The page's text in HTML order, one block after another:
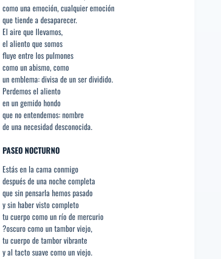
como una emoción, cualquier emoción
que tiende a desaparecer.
El aire que llevamos,
el aliento que somos
fluye entre los pulmones
como un abismo, como
un emblema: divisa de un ser dividido.
Perdemos el aliento
en un gemido hondo
que no entendemos: nombre
de una necesidad desconocida.
PASEO NOCTURNO
Estás en la cama conmigo
después de una noche completa
que sin pensarla hemos pasado
y sin haber visto completo
tu cuerpo como un río de mercurio
?oscuro como un tambor viejo,
tu cuerpo de tambor vibrante
y al tacto suave como un viejo.